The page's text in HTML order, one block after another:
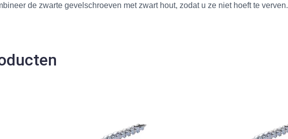
de zwarte gevelschroeven met zwart hout, zodat u ze niet hoeft te verven.